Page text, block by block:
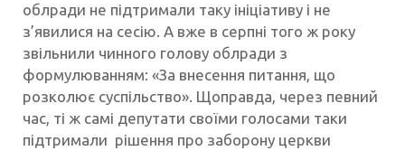
облради не підтримали таку ініціативу і не
з’явилися на сесію. А вже в серпні того ж року
звільнили чинного голову облради з
формулюванням: «За внесення питання, що
розколює суспільство». Щоправда, через певний
час, ті ж самі депутати своїми голосами таки
підтримали рішення про заборону церкви